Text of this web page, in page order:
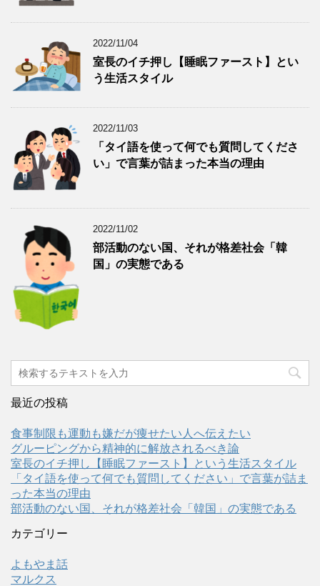
2022/11/04
室長のイチ押し【睡眠ファースト】とい
う生活スタイル
2022/11/03
「タイ語を使って何でも質問してくださ
い」で言葉が詰まった本当の理由
2022/11/02
部活動のない国、それが格差社会「韓
国」の実態である
最近の投稿
食事制限も運動も嫌だが痩せたい人へ伝えたい
グルーピングから精神的に解放されるべき論
室長のイチ押し【睡眠ファースト】という生活スタイル
「タイ語を使って何でも質問してください」で言葉が詰ま
った本当の理由
部活動のない国、それが格差社会「韓国」の実態である
カテゴリー
よもやま話
マルクス